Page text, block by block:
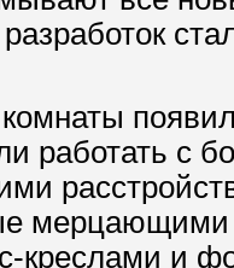
работать
мерцающими
креслами и